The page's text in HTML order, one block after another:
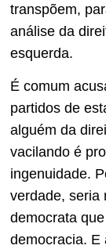
transpõem,
análise da
esquerda.
É comum
partidos de
alguém da
vacilando é
ingenuidade.
verdade, seria
democrata
democracia. E